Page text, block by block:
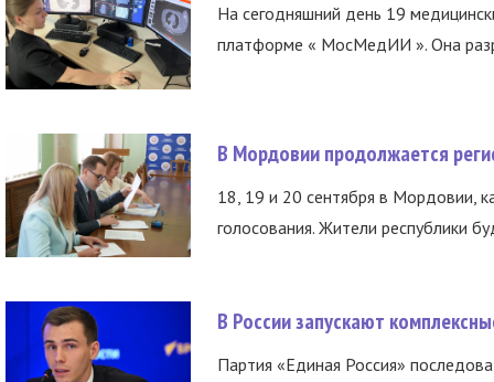
На сегодняшний день 19
платформе « МосМедИИ ». Она
В Мордовии продолжается
18, 19 и 20 сентября в Мордовии,
голосования. Жители республики
В России запускают
Партия «Единая Россия»